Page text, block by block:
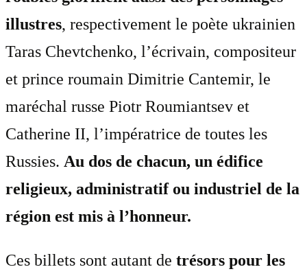
illustres, respectivement le poète ukrainien
Taras Chevtchenko, l’écrivain, compositeur
et prince roumain Dimitrie Cantemir, le
maréchal russe Piotr Roumiantsev et
Catherine II, l’impératrice de toutes les
Russies. Au dos de chacun, un édifice
religieux, administratif ou industriel de la
région est mis à l’honneur.
Ces billets sont autant de trésors pour les